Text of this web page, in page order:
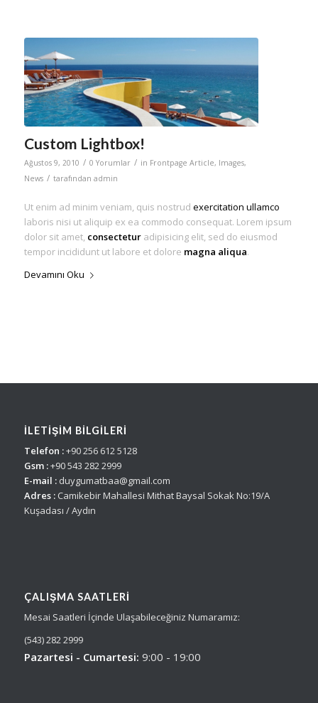
Custom Lightbox!
Ağustos 9, 2010 / 0 Yorumlar / in Frontpage Article, Images,
News / tarafından admin
Ut enim ad minim veniam, quis nostrud exercitation ullamco
laboris nisi ut aliquip ex ea commodo consequat. Lorem ipsum
dolor sit amet, consecteturadipisicing elit, sed do eiusmod
tempor incididunt ut labore et dolore magna aliqua.
Devamını Oku
İLETİŞİM BİLGİLERİ
Telefon :+90 256 612 5128
Gsm :+90 543 282 2999
E-mail :duygumatbaa@gmail.com
Adres :Camikebir Mahallesi Mithat Baysal Sokak No:19/A
Kuşadası / Aydın
ÇALIŞMA SAATLERI
Mesai Saatleri İçinde Ulaşabileceğiniz Numaramız:
(543) 282 2999
Pazartesi - Cumartesi: 9:00 - 19:00